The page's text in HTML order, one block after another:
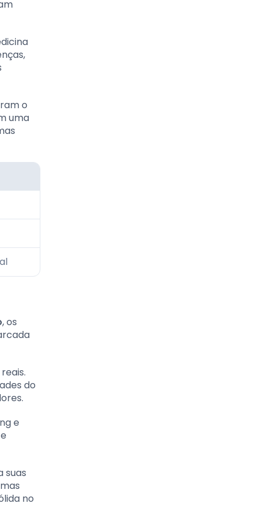
o
uma
, os
do
e
suas
no